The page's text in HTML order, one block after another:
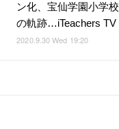
ン化、宝仙学園小学校
の軌跡…iTeachers TV
2020.9.30 Wed 19:20